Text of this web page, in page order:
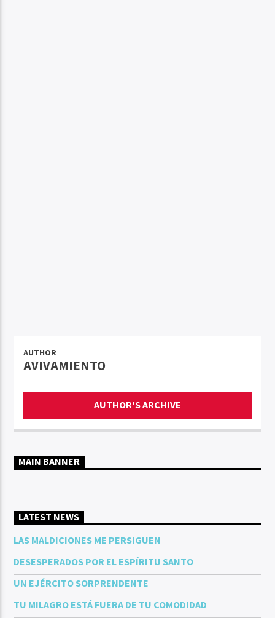
AUTHOR
AVIVAMIENTO
AUTHOR'S ARCHIVE
MAIN BANNER
LATEST NEWS
LAS MALDICIONES ME PERSIGUEN
DESESPERADOS POR EL ESPÍRITU SANTO
UN EJÉRCITO SORPRENDENTE
TU MILAGRO ESTÁ FUERA DE TU COMODIDAD